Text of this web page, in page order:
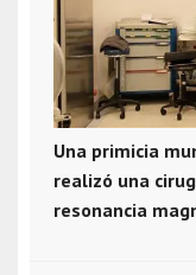
Una primicia
realizó una
resonancia